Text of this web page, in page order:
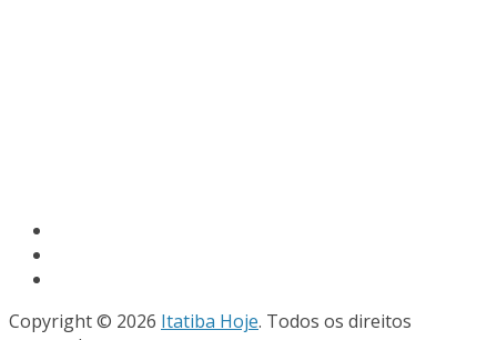
Copyright © 2026 Itatiba Hoje. Todos os direitos